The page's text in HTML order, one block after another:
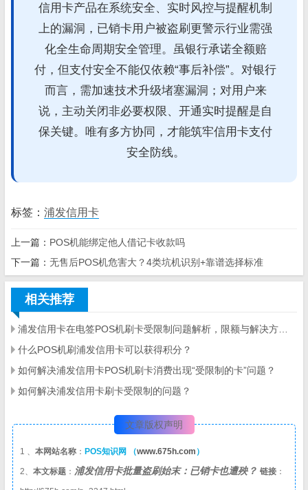
信用卡产品在系统安全、实时风控与提醒机制
上的漏洞，已销卡用户被盗刷更警示行业需强
化全生命周期安全管理。虽银行承诺全额赔
付，但支付安全不能仅依赖“事后补偿”。对银行
而言，需加速技术升级堵塞漏洞；对用户来
说，主动关闭非必要权限、开通实时提醒是自
保关键。唯有多方协同，才能筑牢信用卡支付
安全防线。
标签： 浦发信用卡
上一篇： POS机能绑定他人借记卡收款吗
下一篇： 无售后POS机危害大？4类坑机识别+靠谱选择标准
相关推荐
什么POS机刷浦发信用卡可以获得积分？
如何解决浦发信用卡POS机刷卡消费出现“受限制的卡”问题？
如何解决浦发信用卡刷卡受限制的问题？
文章版权声明
1 、 本网站名称 ： POS知识网 （www.675h.com ）
2、 本文标题 ： 浦发信用卡批量盗刷始末：已销卡也遭殃？ 链接 ：